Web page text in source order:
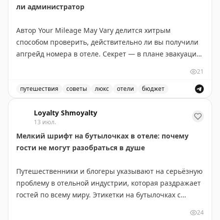
ли администратор
Автор Your Mileage May Vary делится хитрым
способом проверить, действительно ли вы получили
апгрейд номера в отеле. Секрет — в плане эвакуации
позволяет увидеть, где ваш номер находится в
иерархии отеля. В бюджетных отелях (Hyatt Place,
Hampton Inn) апгрейд часто означает всего лишь
несколько дополнительных футов площади или более
высокий этаж. В старых отелях с нестандартной
планировкой различия более заметны. Автор
того, как вас поселили, чтобы понять реальный
размер полученного апгрейда. Иногда отель
действительно дает хороший номер, но часто
21
путешествия советы люкс отели бюджет
Loyalty Shmoyalty
13 июл.
Мелкий шрифт на бутылочках в отеле: почему
гости не могут разобраться в душе
Путешественники и блогеры указывают на серьёзную
проблему в отельной индустрии, которая раздражает
гостей по всему миру. Этикетки на бутылочках с
24